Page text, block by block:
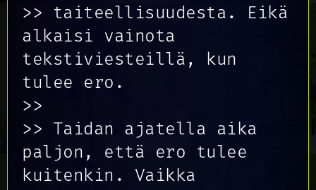
>> taiteellisuudesta. Eikä
alkaisi vainota
tekstiviesteillä, kun
tulee ero.
>>
>> Taidan ajatella aika
paljon, että ero tulee
kuitenkin. Vaikka